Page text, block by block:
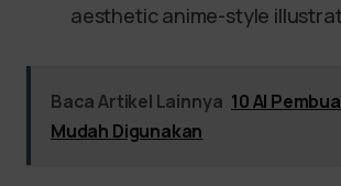
aesthetic anime-style
Baca Artikel Lainnya 10 AI
Mudah Digunakan